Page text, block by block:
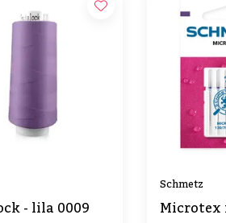
- lila 0009
Schmetz
Microtex